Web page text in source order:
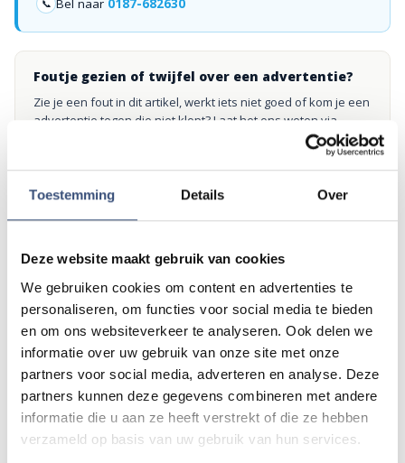
Toestemming Details Over
Deze website maakt gebruik van cookies
We gebruiken cookies om content en advertenties te
personaliseren, om functies voor social media te bieden
en om ons websiteverkeer te analyseren. Ook delen we
informatie over uw gebruik van onze site met onze
partners voor social media, adverteren en analyse. Deze
partners kunnen deze gegevens combineren met andere
informatie die u aan ze heeft verstrekt of die ze hebben
verzameld op basis van uw gebruik van hun services.
📞 Bel naar 0187-682630
Foutje gezien of twijfel over een advertentie?
Zie je een fout in dit artikel, werkt iets niet goed of kom je een
advertentie tegen die niet klopt? Laat het ons weten via
. We kijken er graag naar.
DI
11
AUG.
Magic Summer show met Steven Kazàn
📍Ouddorp🕐17:00
12
AUG.
Kinderdagen bij RTM-trammuseum in
Ouddorp
📍Ouddorp 🕐10:00